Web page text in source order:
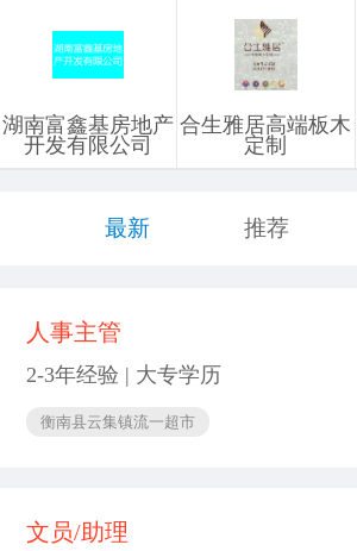
· 企业信息发布规则 [03-03]
湖南富鑫基房地产
开发有限公司
合生雅居高端板木
定制
最新 推荐
人事主管
2-3年经验 | 大专学历
衡南县云集镇流一超市
文员/助理